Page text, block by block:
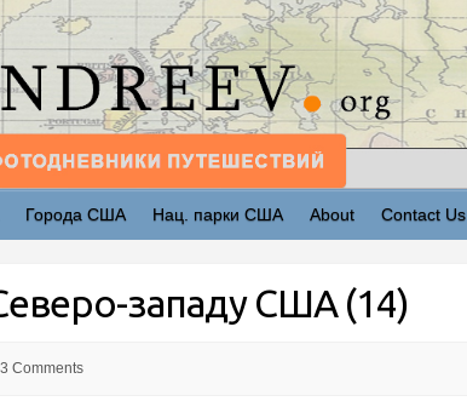
Города США Нац. парки США About Contact Us
западу США (14)
Comments